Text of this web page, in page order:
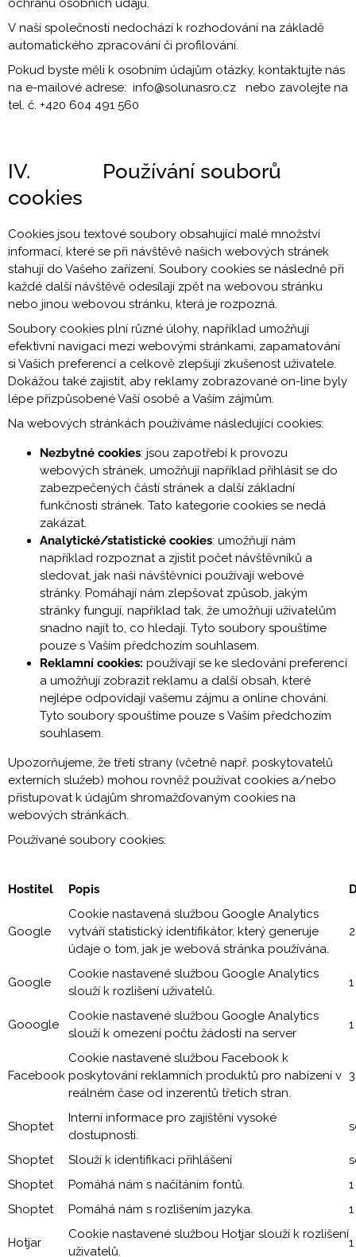
ochranu osobních údajů.
V naší společnosti nedochází k rozhodování na základě
automatického zpracování či profilování.
Pokud byste měli k osobním údajům otázky, kontaktujte nás
na e-mailové adrese: info@solunasro.cz nebo zavolejte na
tel. č. +420 604 491 560
IV. Používání souborů
cookies
Cookies jsou textové soubory obsahující malé množství
informací, které se při návštěvě našich webových stránek
stahují do Vašeho zařízení. Soubory cookies se následně při
každé další návštěvě odesílají zpět na webovou stránku
nebo jinou webovou stránku, která je rozpozná.
Soubory cookies plní různé úlohy, například umožňují
efektivní navigaci mezi webovými stránkami, zapamatování
si Vašich preferencí a celkově zlepšují zkušenost uživatele.
Dokážou také zajistit, aby reklamy zobrazované on-line byly
lépe přizpůsobené Vaší osobě a Vaším zájmům.
Na webových stránkách používáme následující cookies:
Nezbytné cookies: jsou zapotřebí k provozu
webových stránek, umožňují například přihlásit se do
zabezpečených částí stránek a další základní
funkčnosti stránek. Tato kategorie cookies se nedá
zakázat.
Analytické/statistické cookies: umožňují nám
například rozpoznat a zjistit počet návštěvníků a
sledovat, jak naši návštěvníci používají webové
stránky. Pomáhají nám zlepšovat způsob, jakým
stránky fungují, například tak, že umožňují uživatelům
snadno najít to, co hledají. Tyto soubory spouštíme
pouze s Vaším předchozím souhlasem.
Reklamní cookies: používají se ke sledování preferencí
a umožňují zobrazit reklamu a další obsah, které
nejlépe odpovídají vašemu zájmu a online chování.
Tyto soubory spouštíme pouze s Vaším předchozím
souhlasem.
Upozorňujeme, že třetí strany (včetně např. poskytovatelů
externích služeb) mohou rovněž používat cookies a/nebo
přistupovat k údajům shromažďovaným cookies na
webových stránkách.
Používané soubory cookies:
Hostitel Popis
Google
Cookie nastavená službou Google Analytics
vytváří statistický identifikátor, který generuje
údaje o tom, jak je webová stránka používána.
Google
Cookie nastavené službou Google Analytics
slouží k rozlišení uživatelů.
Gooogle
Cookie nastavené službou Google Analytics
slouží k omezení počtu žádostí na server
Facebook
Cookie nastavené službou Facebook k
poskytování reklamních produktů pro nabízení v
reálném čase od inzerentů třetích stran.
Shoptet
Interní informace pro zajištění vysoké
dostupnosti.
Shoptet Slouží k identifikaci přihlášení
Shoptet
Pomáhá nám s načítáním fontů.
Shoptet
Pomáhá nám s rozlišením jazyka.
Hotjar
Cookie nastavené službou Hotjar slouží k rozlišení
uživatelů.